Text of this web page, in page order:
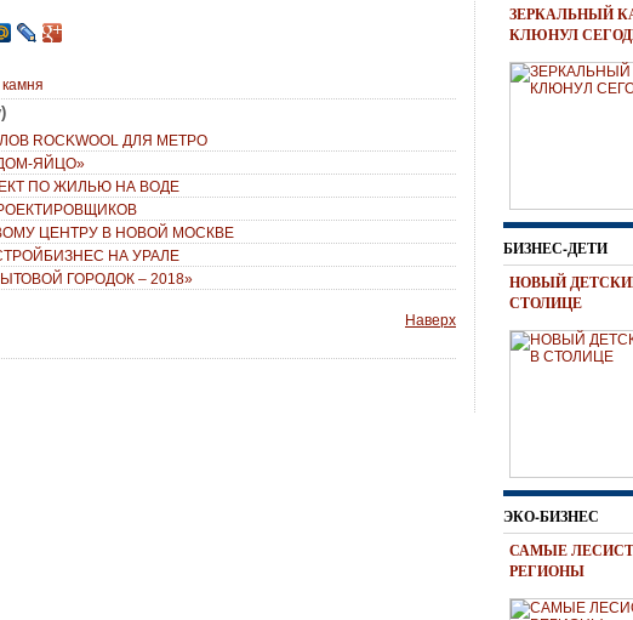
ROCKWOOL ДЛЯ МЕТРО
ЯЙЦО»
ПО ЖИЛЬЮ НА ВОДЕ
ЦЕНТРУ В НОВОЙ МОСКВЕ
НА УРАЛЕ
ГОРОДОК – 2018»
Наверх
ЗЕРКАЛЬНЫЙ
КЛЮНУЛ
БИЗНЕС-ДЕТИ
НОВЫЙ
СТОЛИЦЕ
ЭКО-БИЗНЕС
САМЫЕ
РЕГИОНЫ